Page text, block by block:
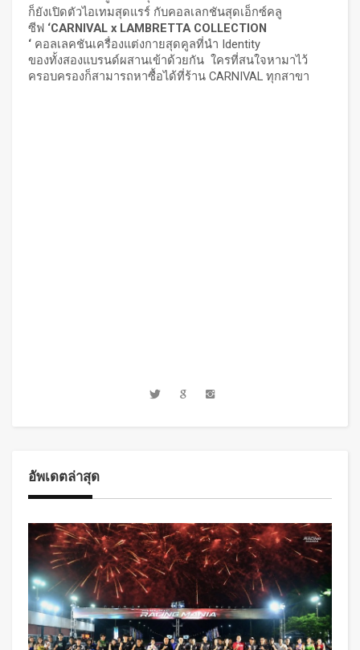
ก็ยังเปิดตัวไอเทมสุดแรร์ กับคอลเลกชันสุดเอ็กซ์คลู
ซีฟ ‘CARNIVAL x LAMBRETTA COLLECTION
‘ คอลเลคชันเครื่องแต่งกายสุดคูลที่นำ Identity
ของทั้งสองแบรนด์ผสานเข้าด้วยกัน ใครที่สนใจหามาไว้
ครอบครองก็สามารถหาซื้อได้ที่ร้าน CARNIVAL ทุกสาขา
อัพเดตล่าสุด